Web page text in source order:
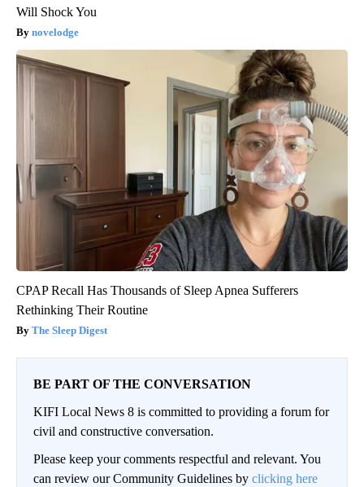
Will Shock You
novelodge
CPAP Recall Has Thousands of Sleep Apnea Sufferers
Rethinking Their Routine
The Sleep Digest
BE PART OF THE CONVERSATION
KIFI Local News 8 is committed to providing a forum for
civil and constructive conversation.
Please keep your comments respectful and relevant. You
can review our Community Guidelines by clicking here